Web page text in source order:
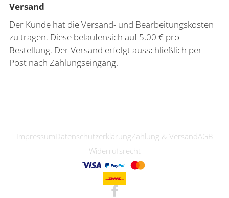
Versand
Der Kunde hat die Versand- und Bearbeitungskosten
zu tragen. Diese belaufensich auf 5,00 € pro
Bestellung. Der Versand erfolgt ausschließlich per
Post nach Zahlungseingang.
ImpressumDatenschutzerklärungZahlung & VersandAGB
Widerrufsrecht